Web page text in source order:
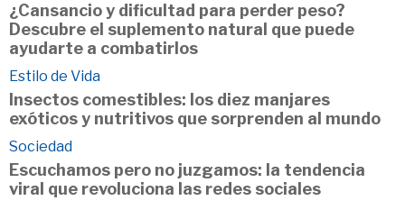
¿Cansancio y dificultad para perder peso?
Descubre el suplemento natural que puede
ayudarte a combatirlos
Estilo de Vida
Insectos comestibles: los diez manjares
exóticos y nutritivos que sorprenden al mundo
Sociedad
Escuchamos pero no juzgamos: la tendencia
viral que revoluciona las redes sociales